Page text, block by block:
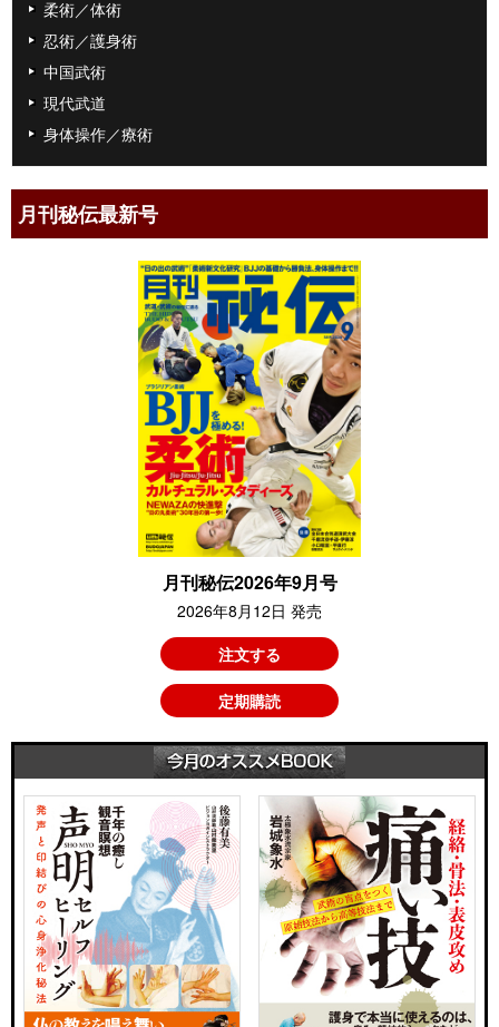
柔術／体術
忍術／護身術
中国武術
現代武道
身体操作／療術
月刊秘伝最新号
月刊秘伝2026年9月号
2026年8月12日 発売
注文する
定期購読